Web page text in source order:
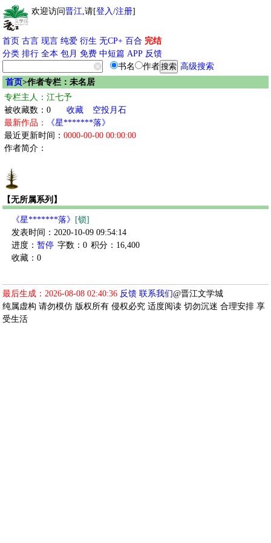
欢迎访问晋江,请[登入/注册]
首页 古言 现言 纯爱 衍生 无CP+ 百合 完结
分类 排行 全本 包月 免费 中短篇 APP 反馈
书名
作者
高级搜索
首页>作者专栏：未名居
专栏主人：江七予
被收藏数：0
收藏
空投月石
最新作品：
《星*******落》
最近更新时间： 0000-00-00 00:00:00
作者简介：
【无所属系列】
《星*******落》
[锁]
发表时间：2020-10-09 09:54:14
进度： 暂停 字数：0 积分：16,400
收藏：0
最后生成：2026-08-08 02:40:36 反馈 联系我们@晋江文学城
纯属虚构 请勿模仿 版权所有 侵权必究 适度阅读 切勿沉迷 合理安排 享
受生活